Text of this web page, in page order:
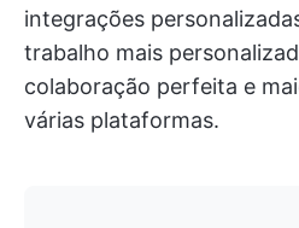
integrações
trabalho mais
colaboração perfeita e
várias plataformas.